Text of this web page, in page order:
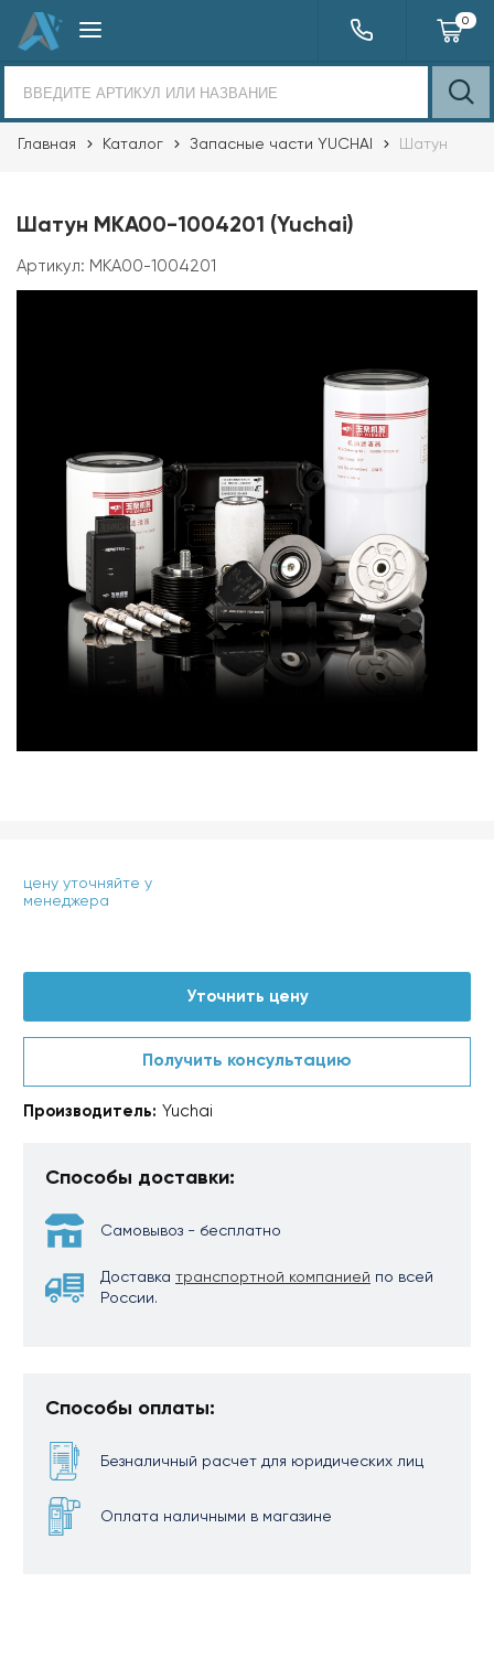
0
Главная Каталог Запасные части YUCHAI Шатун
Шатун MKA00-1004201 (Yuchai)
Артикул: MKA00-1004201
цену уточняйте у
менеджера
Уточнить цену
Получить консультацию
Производитель: Yuchai
Способы доставки:
Самовывоз - бесплатно
Доставка транспортной компанией по всей
России.
Способы оплаты:
Безналичный расчет для юридических лиц
Оплата наличными в магазине